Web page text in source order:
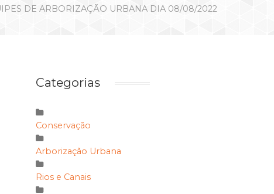
DE ARBORIZAÇÃO URBANA DIA 08/08/2022
Categorias
Conservação
Arborização Urbana
Rios e Canais